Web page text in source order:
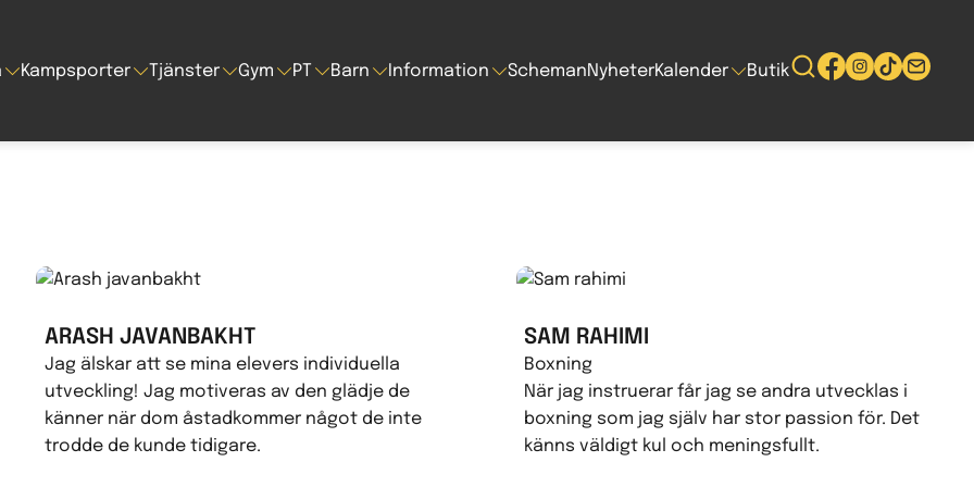
Kampsporter Tjänster Gym PT Barn Information SchemanNyheterKalender Butik
ARASH JAVANBAKHT
Jag älskar att se mina elevers individuella
utveckling! Jag motiveras av den glädje de
känner när dom åstadkommer något de inte
trodde de kunde tidigare.
SAM RAHIMI
Boxning
När jag instruerar får jag se andra utvecklas i
boxning som jag själv har stor passion för. Det
känns väldigt kul och meningsfullt.